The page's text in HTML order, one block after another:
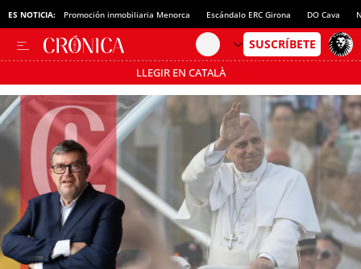
ES NOTICIA: Promoción inmobiliaria Menorca Escándalo ERC Girona DO Cava
LLEGIR EN CATALÀ
Pásate al MODO AHORRO